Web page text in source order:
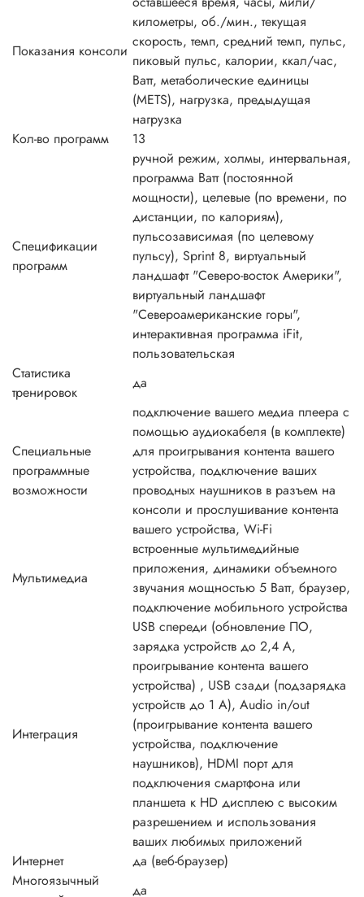
Показания консоли
километры, об./мин., текущая
скорость, темп, средний темп, пульс,
пиковый пульс, калории, ккал/час,
Ватт, метаболические единицы
(METS), нагрузка, предыдущая
нагрузка
Кол-во программ
13
Спецификации
программ
ручной режим, холмы, интервальная,
программа Ватт (постоянной
мощности), целевые (по времени, по
дистанции, по калориям),
пульсозависимая (по целевому
пульсу), Sprint 8, виртуальный
ландшафт "Северо-восток Америки",
виртуальный ландшафт
"Североамериканские горы",
интерактивная программа iFit,
пользовательская
Статистика
тренировок
да
Специальные
программные
возможности
подключение вашего медиа плеера с
помощью аудиокабеля (в комплекте)
для проигрывания контента вашего
устройства, подключение ваших
проводных наушников в разъем на
консоли и прослушивание контента
вашего устройства, Wi-Fi
Мультимедиа
встроенные мультимедийные
приложения, динамики объемного
звучания мощностью 5 Ватт, браузер,
подключение мобильного устройства
Интеграция
USB спереди (обновление ПО,
зарядка устройств до 2,4 А,
проигрывание контента вашего
устройства) , USB сзади (подзарядка
устройств до 1 А), Audio in/out
(проигрывание контента вашего
устройства, подключение
наушников), HDMI порт для
подключения смартфона или
планшета к HD дисплею с высоким
разрешением и использования
ваших любимых приложений
Интернет
да (веб-браузер)
Многоязычный
да